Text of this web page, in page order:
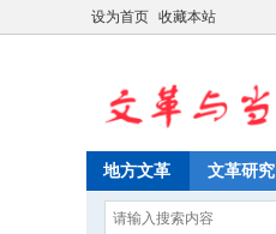
设为首页 收藏本站
地方文革 文革研究